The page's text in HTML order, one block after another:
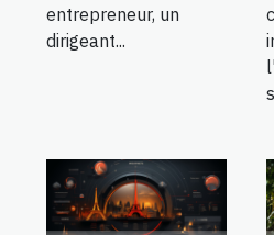
entrepreneur, un
dirigeant...